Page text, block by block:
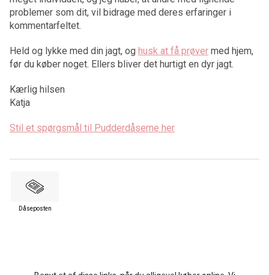
problemer som dit, vil bidrage med deres erfaringer i
kommentarfeltet.
Held og lykke med din jagt, og husk at få prøver med hjem,
før du køber noget. Ellers bliver det hurtigt en dyr jagt.
Kærlig hilsen
Katja
Stil et spørgsmål til Pudderdåserne her
Dåseposten